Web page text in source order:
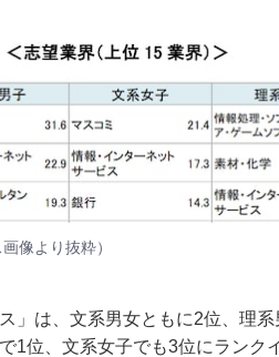
画像より抜粋）
」は、文系男女ともに2位、理
1位、文系女子でも3位にランク